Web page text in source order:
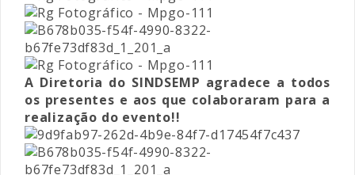
A Diretoria do SINDSEMP agradece a todos
os presentes e aos que colaboraram para a
realização do evento!!